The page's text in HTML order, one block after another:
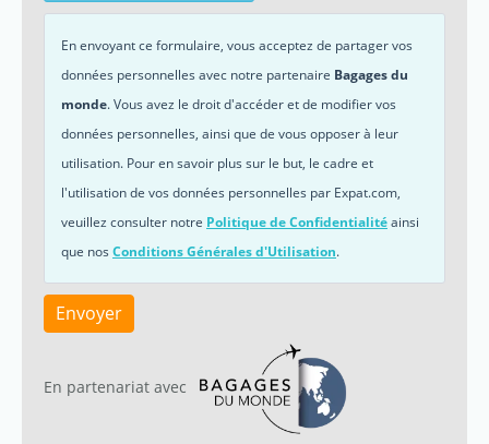
En envoyant ce formulaire, vous acceptez de partager vos
données personnelles avec notre partenaire Bagages du
monde. Vous avez le droit d'accéder et de modifier vos
données personnelles, ainsi que de vous opposer à leur
utilisation. Pour en savoir plus sur le but, le cadre et
l'utilisation de vos données personnelles par Expat.com,
veuillez consulter notre Politique de Confidentialitéainsi
que nos Conditions Générales d'Utilisation.
Envoyer
En partenariat avec